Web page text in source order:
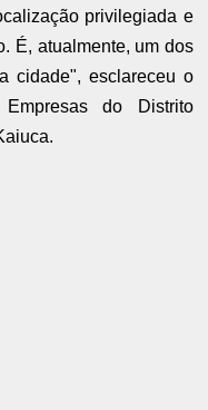
privilegiada e
É, atualmente, um dos
cidade", esclareceu o
do Distrito